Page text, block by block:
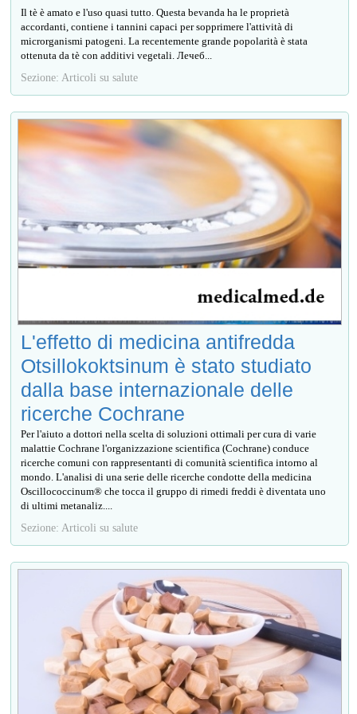
Il tè è amato e l'uso quasi tutto. Questa bevanda ha le proprietà
accordanti, contiene i tannini capaci per sopprimere l'attività di
microrganismi patogeni. La recentemente grande popolarità è stata
ottenuta da tè con additivi vegetali. Лечеб...
Sezione: Articoli su salute
L'effetto di medicina antifredda
Otsillokoktsinum è stato studiato
dalla base internazionale delle
ricerche Cochrane
Per l'aiuto a dottori nella scelta di soluzioni ottimali per cura di varie
malattie Cochrane l'organizzazione scientifica (Cochrane) conduce
ricerche comuni con rappresentanti di comunità scientifica intorno al
mondo. L'analisi di una serie delle ricerche condotte della medicina
Oscillococcinum® che tocca il gruppo di rimedi freddi è diventata uno
di ultimi metanaliz....
Sezione: Articoli su salute